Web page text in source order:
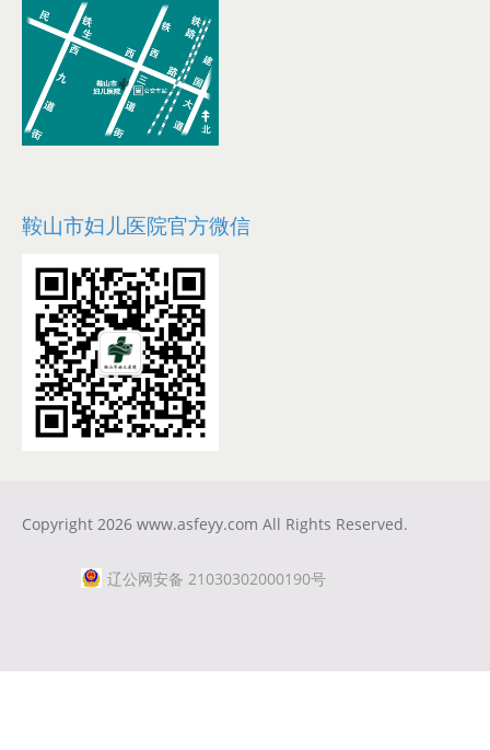
鞍山市妇儿医院官方微信
Copyright 2026 www.asfeyy.com All Rights Reserved.
辽公网安备 21030302000190号